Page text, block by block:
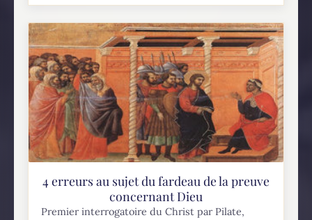
4 erreurs au sujet du fardeau de la preuve
concernant Dieu
Premier interrogatoire du Christ par Pilate,